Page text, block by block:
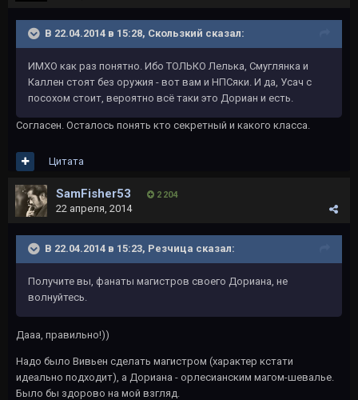
В 22.04.2014 в 15:28, Скользкий сказал:
ИМХО как раз понятно. Ибо ТОЛЬКО Лелька, Смуглянка и
Каллен стоят без оружия - вот вам и НПСяки. И да, Усач с
посохом стоит, вероятно всё таки это Дориан и есть.
Согласен. Осталось понять кто секретный и какого класса.
Цитата
SamFisher53 2 204
22 апреля, 2014
В 22.04.2014 в 15:23, Резчица сказал:
Получите вы, фанаты магистров своего Дориана, не
волнуйтесь.
Дааа, правильно!))
Надо было Вивьен сделать магистром (характер кстати
идеально подходит), а Дориана - орлесианским магом-шевалье.
Было бы здорово на мой взгляд.